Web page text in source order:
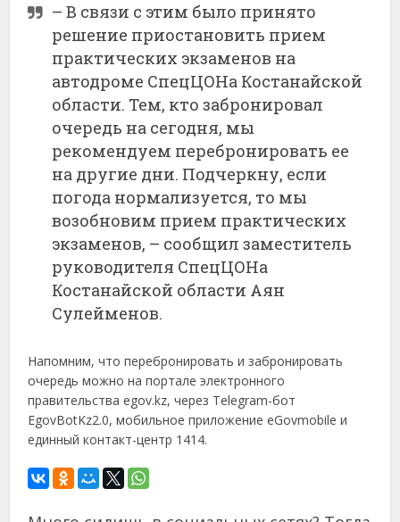
– В связи с этим было принято
решение приостановить прием
практических экзаменов на
автодроме СпецЦОНа Костанайской
области. Тем, кто забронировал
очередь на сегодня, мы
рекомендуем перебронировать ее
на другие дни. Подчеркну, если
погода нормализуется, то мы
возобновим прием практических
экзаменов, – сообщил заместитель
руководителя СпецЦОНа
Костанайской области Аян
Сулейменов.
Напомним, что перебронировать и забронировать
очередь можно на портале электронного
правительства egov.kz, через Telegram-бот
EgovBotKz2.0, мобильное приложение eGovmobile и
единный контакт-центр 1414.